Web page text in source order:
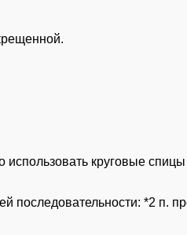
круговые
последовательности: *2 п.